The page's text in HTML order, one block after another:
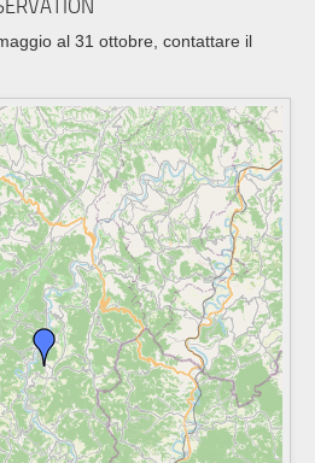
al 31 ottobre, contattare il